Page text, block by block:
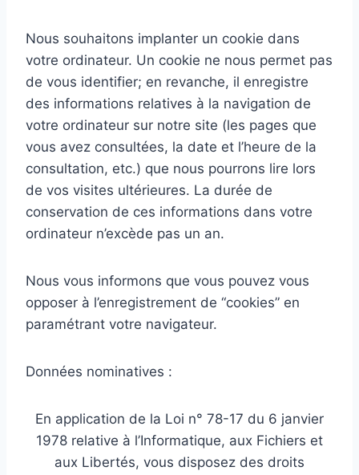
Nous souhaitons implanter un cookie dans
votre ordinateur. Un cookie ne nous permet pas
de vous identifier; en revanche, il enregistre
des informations relatives à la navigation de
votre ordinateur sur notre site (les pages que
vous avez consultées, la date et l’heure de la
consultation, etc.) que nous pourrons lire lors
de vos visites ultérieures. La durée de
conservation de ces informations dans votre
ordinateur n’excède pas un an.
Nous vous informons que vous pouvez vous
opposer à l’enregistrement de “cookies” en
paramétrant votre navigateur.
Données nominatives :
En application de la Loi n° 78-17 du 6 janvier
1978 relative à l’Informatique, aux Fichiers et
aux Libertés, vous disposez des droits